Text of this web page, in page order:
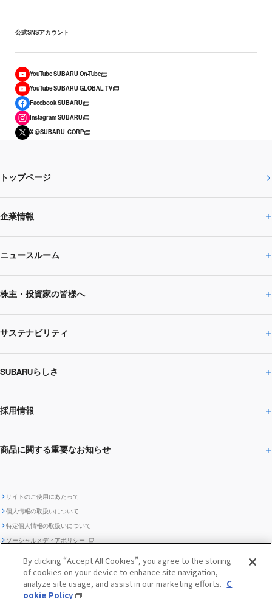
公式SNSアカウント
YouTube SUBARU On-Tube
YouTube SUBARU GLOBAL TV
Facebook SUBARU
Instagram SUBARU
X @SUBARU_CORP
トップページ
企業情報
企業情報トップ
SUBARUのありたい姿
SUBARU 2025方針
事業所・関係会社
ニュースルーム
ニュースルームトップ
ニュースリリース
閉じる
株主・投資家の皆様へ
株主・投資家の皆様へトップ
企業・経営
IRライブラリー
株主・投資家サポート
IRカレンダー
ディスクロージャー
ポリシー
サステナビリティ
サステナビリティトップ
CEOサステナビリティ
環境
ガバナンス
編集方針 レポートライブラリー
SUBARUらしさ
SUBARUらしさトップ
SUBARUびと
SUBARUデザイン
「SUBARUらしさ」を
際立たせる技術
2.環境技術
『魔改造の夜』特設サイト
採用情報
採用情報トップ
販売会社グループ採用 期間従業員採用
商品に関する重要なお知らせ
SUBARU ハイブリッド車 レスキュ
ー時の取扱い
自動車リサイクル リコール情報
サイトのご使用にあたって
個人情報の取扱いについて
特定個人情報の取扱いについて
ソーシャルメディアポリシー
クッキーポリシー
メディア
By clicking “Accept All Cookies”, you agree to the storing
of cookies on your device to enhance site navigation,
analyze site usage, and assist in our marketing efforts. C
ookie Policy